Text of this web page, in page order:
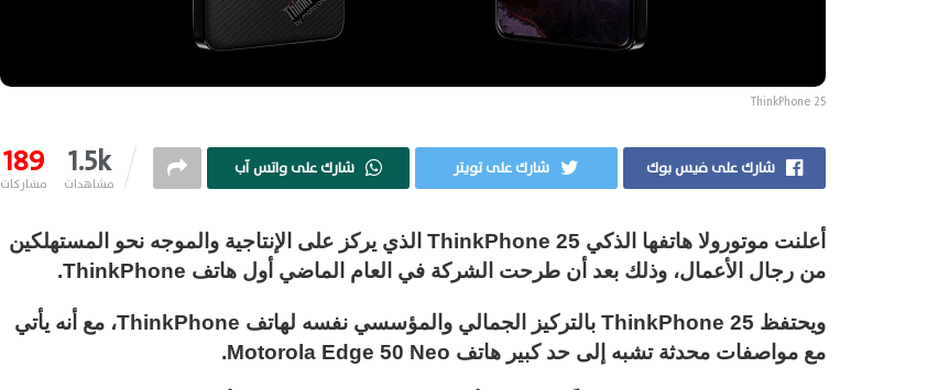
ThinkPhone 25
189
مشاركات 1.5k
مشاهدات
شارك على فيس بوك شارك على تويتر شارك على واتس آب
أعلنت موتورولا هاتفها الذكي ThinkPhone 25 الذي يركز على الإنتاجية والموجه نحو المستهلكين
من رجال الأعمال، وذلك بعد أن طرحت الشركة في العام الماضي أول هاتف ThinkPhone.
ويحتفظ ThinkPhone 25 بالتركيز الجمالي والمؤسسي نفسه لهاتف ThinkPhone، مع أنه يأتي
مع مواصفات محدثة تشبه إلى حد كبير هاتف Motorola Edge 50 Neo.